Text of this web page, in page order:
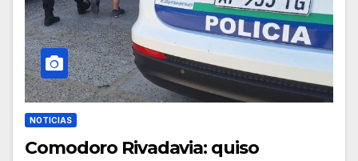
NOTICIAS
Comodoro Rivadavia: quiso